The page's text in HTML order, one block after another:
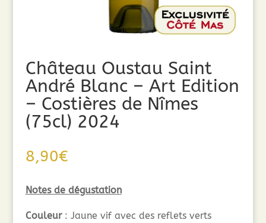
Château Oustau Saint
André Blanc – Art Edition
– Costières de Nîmes
(75cl) 2024
8,90€
Notes de dégustation
Couleur: Jaune vif avec des reflets verts